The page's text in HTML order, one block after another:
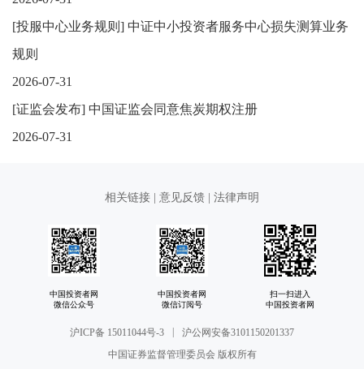
[投服中心业务规则 ] 中证中小投资者服务中心损失测算业务
规则
2026-07-31
[证监会发布] 中国证监会同意焦炭期权注册
2026-07-31
相关链接 意见反馈 法律声明
中国投资者网
微信公众号
中国投资者网
微信订阅号
扫一扫进入
中国投资者网
沪ICP备 15011044号-3 |
沪公网安备3101150201337
中国证券监督管理委员会 版权所有